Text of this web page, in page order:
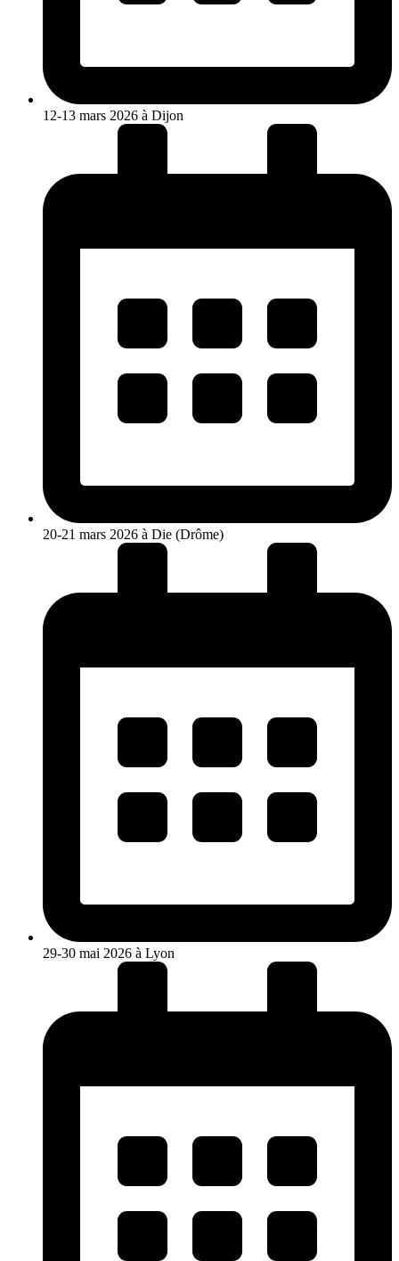
12-13 mars 2026 à Dijon
20-21 mars 2026 à Die (Drôme)
29-30 mai 2026 à Lyon